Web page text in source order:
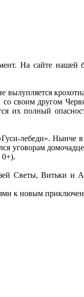
На сайте нашей
со своим другом
их полный
лебеди». Нынче в
уговорам
0+).
Светы, Витьки и
к новым